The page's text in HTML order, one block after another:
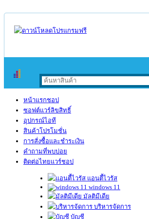
หน้าแรกชอป
ซอฟต์แวร์ลิขสิทธิ์
อุปกรณ์ไอที
สินค้าโปรโมชั่น
การสั่งซื้อและชำระเงิน
คำถามที่พบบ่อย
ติดต่อไทยแวร์ชอป
แอนตี้ไวรัส
windows 11
มัลติมีเดีย
บริหารจัดการ
บัญชี